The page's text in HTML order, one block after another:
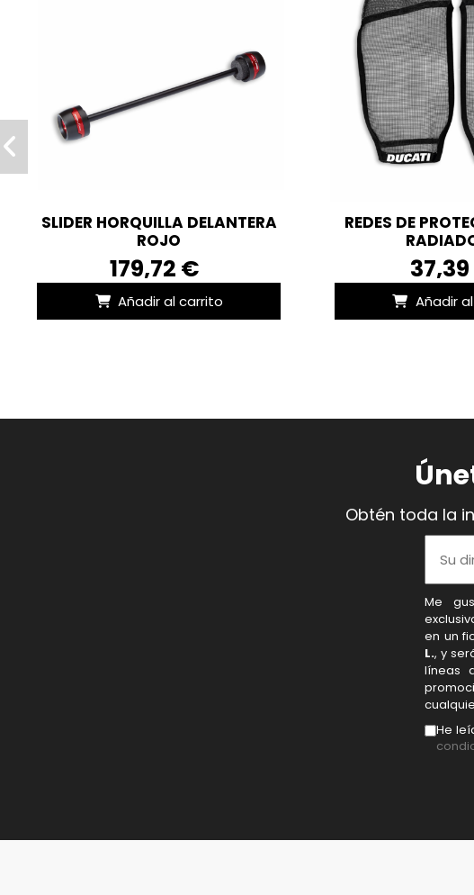
SLIDER HORQUILLA DELANTERA
ROJO
179,72 €
Añadir al carrito
REDES DE
Añadir
Obtén toda la
Me
en un
L., y
líneas
He